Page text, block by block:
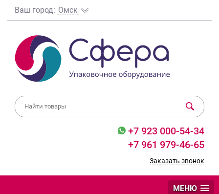
Ваш город: Омск
+7 923 000-54-34
+7 961 979-46-65
Заказать звонок
МЕНЮ